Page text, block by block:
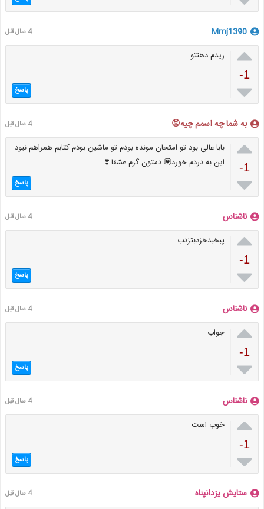
Mmj1390 4 سال قبل

-1

ریدم دهنتو
پاسخ
به شما چه اسمم چیه😡 4 سال قبل

-1

بابا عالی بود تو امتحان مونده بودم تو ماشین بودم کتابم همراهم نبود
این به دردم خورد💟 دمتون گرم عشقا ❣️
پاسخ
ناشناس 4 سال قبل

-1

پبخبدخزدبتزدب
پاسخ
ناشناس 4 سال قبل

-1

جواب
پاسخ
ناشناس 4 سال قبل

-1

خوب است
پاسخ
ستایش یزدانپناه 4 سال قبل